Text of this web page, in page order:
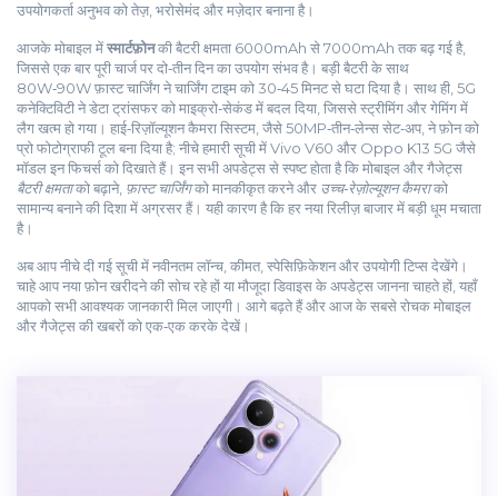
उपयोगकर्ता अनुभव को तेज़, भरोसेमंद और मज़ेदार बनाना है।
आजके मोबाइल मेंस्मार्टफ़ोनकी बैटरी क्षमता 6000mAh से 7000mAh तक बढ़ गई है,
जिससे एक बार पूरी चार्ज पर दो‑तीन दिन का उपयोग संभव है। बड़ी बैटरी के साथ
80W‑90W फ़ास्ट चार्जिंग ने चार्जिंग टाइम को 30‑45 मिनट से घटा दिया है। साथ ही, 5G
कनेक्टिविटी ने डेटा ट्रांसफर को माइक्रो‑सेकंड में बदल दिया, जिससे स्ट्रीमिंग और गेमिंग में
लैग खत्म हो गया। हाई‑रिज़ॉल्यूशन कैमरा सिस्टम, जैसे 50MP‑तीन‑लेन्स सेट‑अप, ने फ़ोन को
प्रो फोटोग्राफी टूल बना दिया है; नीचे हमारी सूची में Vivo V60 और Oppo K13 5G जैसे
मॉडल इन फिचर्स को दिखाते हैं। इन सभी अपडेट्स से स्पष्ट होता है कि मोबाइल और गैजेट्स
बैटरी क्षमताको बढ़ाने, फ़ास्ट चार्जिंगको मानकीकृत करने और उच्च‑रेज़ोल्यूशन कैमराको
सामान्य बनाने की दिशा में अग्रसर हैं। यही कारण है कि हर नया रिलीज़ बाजार में बड़ी धूम मचाता
है।
अब आप नीचे दी गई सूची में नवीनतम लॉन्च, कीमत, स्पेसिफ़िकेशन और उपयोगी टिप्स देखेंगे।
चाहे आप नया फ़ोन खरीदने की सोच रहे हों या मौजूदा डिवाइस के अपडेट्स जानना चाहते हों, यहाँ
आपको सभी आवश्यक जानकारी मिल जाएगी। आगे बढ़ते हैं और आज के सबसे रोचक मोबाइल
और गैजेट्स की खबरों को एक‑एक करके देखें।